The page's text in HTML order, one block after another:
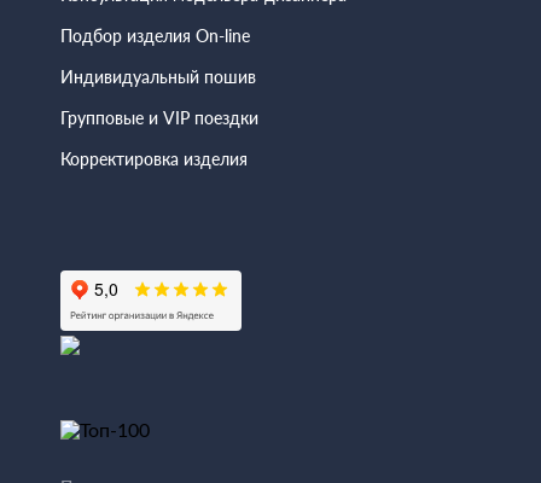
Подбор изделия On-line
Индивидуальный пошив
Групповые и VIP поездки
Корректировка изделия